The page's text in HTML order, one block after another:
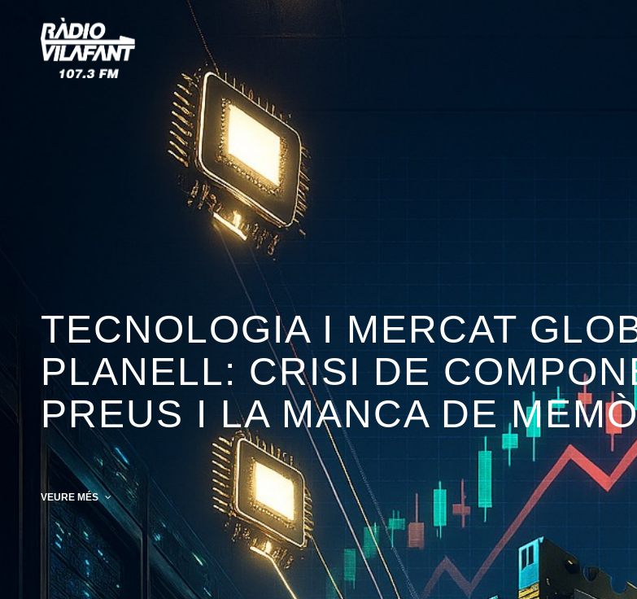
TECNOLOGIA I MERCAT
PLANELL: CRISI DE
PREUS I LA MANCA DE
VEURE MÉS